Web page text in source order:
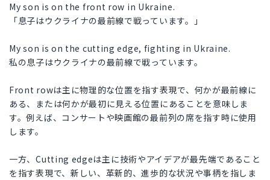
My son is on the front row in Ukraine.
「息子はウクライナの最前線で戦っています。」
My son is on the cutting edge, fighting in Ukraine.
私の息子はウクライナの最前線で戦っています。
Front rowは主に物理的な位置を指す表現で、何かが最前線に
ある、または何かが最初に見える位置にあることを意味しま
す。例えば、コンサートや映画館の最前列の席を指す時に使用
します。
一方、Cutting edgeは主に技術やアイデアが最先端であること
を指す表現で、新しい、革新的、進歩的な状況や事柄を指しま